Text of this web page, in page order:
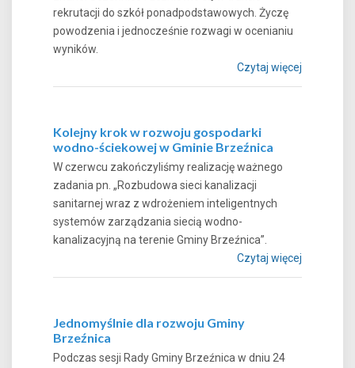
rekrutacji do szkół ponadpodstawowych. Życzę
powodzenia i jednocześnie rozwagi w ocenianiu
wyników.
Czytaj więcej
Kolejny krok w rozwoju gospodarki
wodno-ściekowej w Gminie Brzeźnica
W czerwcu zakończyliśmy realizację ważnego
zadania pn. „Rozbudowa sieci kanalizacji
sanitarnej wraz z wdrożeniem inteligentnych
systemów zarządzania siecią wodno-
kanalizacyjną na terenie Gminy Brzeźnica”.
Czytaj więcej
Jednomyślnie dla rozwoju Gminy
Brzeźnica
Podczas sesji Rady Gminy Brzeźnica w dniu 24